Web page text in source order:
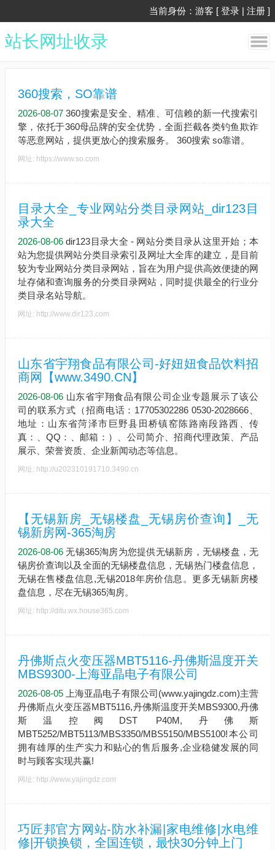
当前身份：游客 [ 登录 | 注册 ]
站长网址收录
360搜索，SO靠谱
2026-08-07 360搜索是安全、精准、可信赖的新一代搜索引
擎，依托于360母品牌的安全优势，全面拦截各类钓鱼欺诈
等恶意网站，提供更放心的搜索服务。 360搜索 so靠谱。
网址: https://www.so.com
目录大全_专业网站分类目录网站_dir123目
录大全
2026-08-06 dir123目录大全 - 网站分类目录从这里开始；本
站为您提供网站分类目录索引及网址大全库的建立，是目前
较为专业网站分类目录网站，旨在为用户提供高效便捷的网
址存储和查询服务的分类目录网站，同时提供最全的行业分
类目录名站导航。
网址: http://www.dir123.com
山东省宇翔食品有限公司-好妞妞食品饮料招
商网【www.3490.CN】
2026-08-06 山东省宇翔食品有限公司企业专题展示了该公
司的联系方式（招商电话：17705302286 0530-2028666、
地址：山东省菏泽市巨野县田桥镇窑陈路南段路西、传
真：、QQ：、邮箱：）、公司简介、招商代理政策、产品
展示、荣誉资质、企业新闻动态等信息。
网址: http://u202310191710.3490.cn
【无锡新房_无锡楼盘_无锡房价查询】_无
锡新房网-365淘房
2026-08-06 无锡365淘房为您提供无锡新房，无锡楼盘，无
锡房价查询以及全面的无锡楼盘信息，无锡热门楼盘信息，
无锡在售楼盘信息,无锡2018年房价信息。更多无锡新房楼
盘信息，尽在无锡365淘房。
网址: http://ditu.wx.house365.com
丹佛斯点火变压器MBT5116-丹佛斯温度开关
MBS9300-上海亚晶电子有限公司
2026-08-05 上海亚晶电子有限公司(www.yajingdz.com)主营
丹佛斯点火变压器MBT5116,丹佛斯温度开关MBS9300,丹佛
斯温控阀DST P40M,丹佛斯
MBT5252/MBT5113/MBS3350/MBS5150/MBS5100!本公司
拥有雄厚的生产实力和贴心的售后服务,企业稳健发展的同
时与顾客实现共赢!
网址: http://www.yajingdz.com
巧匠邦官方网站-防水补漏|家电维修|水电维
修|开锁换锁，全国连锁，最快30分钟上门